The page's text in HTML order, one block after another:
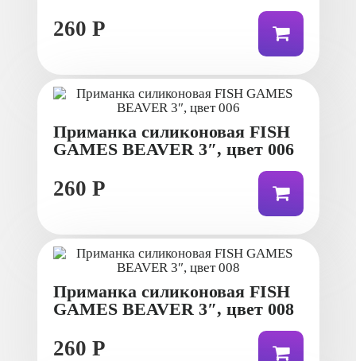
260 Р
Приманка силиконовая FISH
GAMES BEAVER 3″, цвет 006
260 Р
Приманка силиконовая FISH
GAMES BEAVER 3″, цвет 008
260 Р